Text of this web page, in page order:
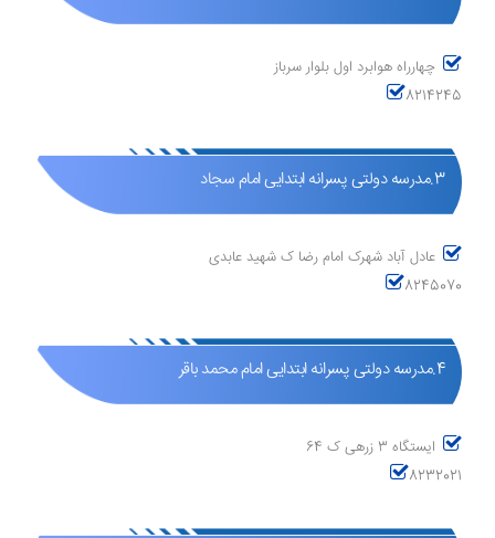
چهارراه هوابرد اول بلوار سرباز
8214245
3.مدرسه دولتی پسرانه ابتدایی امام سجاد
عادل آباد شهرک امام رضا ک شهید عابدی
8245070
4.مدرسه دولتی پسرانه ابتدایی امام محمد باقر
ایستگاه 3 زرهی ک 64
8232021